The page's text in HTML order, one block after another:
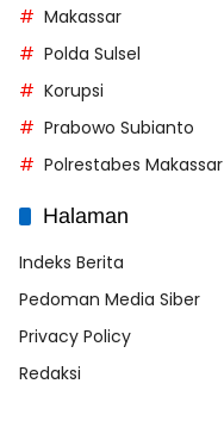
Makassar
Polda Sulsel
Korupsi
Prabowo Subianto
Polrestabes Makassar
Halaman
Indeks Berita
Pedoman Media Siber
Privacy Policy
Redaksi